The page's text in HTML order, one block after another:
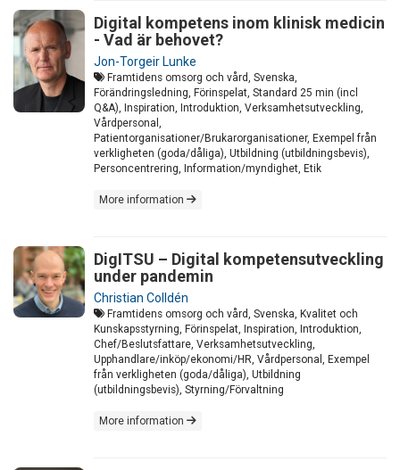
Digital kompetens inom klinisk medicin
- Vad är behovet?
Jon-Torgeir Lunke
Framtidens omsorg och vård, Svenska,
Förändringsledning, Förinspelat, Standard 25 min (incl
Q&A), Inspiration, Introduktion, Verksamhetsutveckling,
Vårdpersonal,
Patientorganisationer/Brukarorganisationer, Exempel från
verkligheten (goda/dåliga), Utbildning (utbildningsbevis),
Personcentrering, Information/myndighet, Etik
More information
DigITSU – Digital kompetensutveckling
under pandemin
Christian Colldén
Framtidens omsorg och vård, Svenska, Kvalitet och
Kunskapsstyrning, Förinspelat, Inspiration, Introduktion,
Chef/Beslutsfattare, Verksamhetsutveckling,
Upphandlare/inköp/ekonomi/HR, Vårdpersonal, Exempel
från verkligheten (goda/dåliga), Utbildning
(utbildningsbevis), Styrning/Förvaltning
More information